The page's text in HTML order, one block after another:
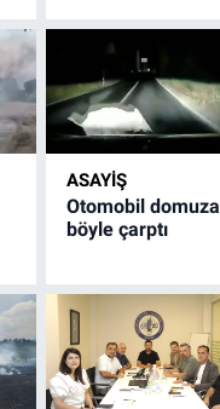
ASAYİŞ
Otomobil domuza
böyle çarptı